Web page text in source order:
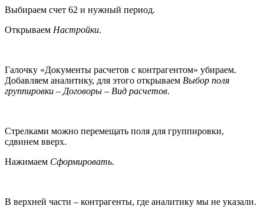
Выбираем счет 62 и нужный период.
Открываем Настройки.
Галочку «Документы расчетов с контрагентом» убираем.
Добавляем аналитику, для этого открываем Выбор поля
группировки – Договоры – Вид расчетов.
Стрелками можно перемещать поля для группировки,
сдвинем вверх.
Нажимаем Сформировать.
В верхней части – контрагенты, где аналитику мы не указали.